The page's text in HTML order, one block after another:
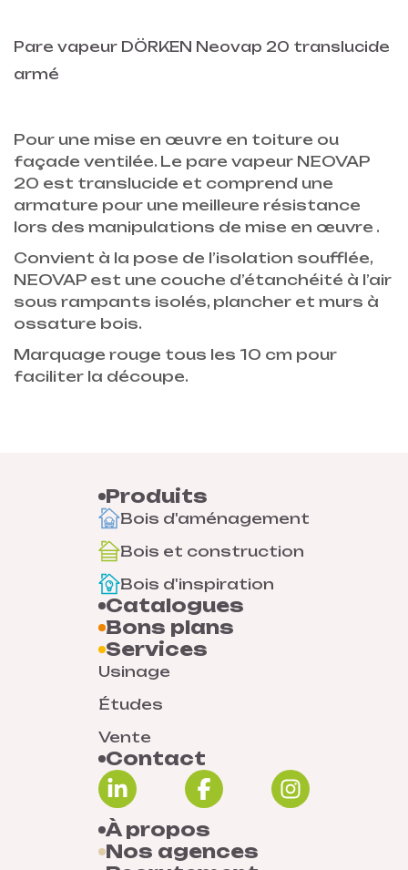
Pare vapeur DÖRKEN Neovap 20 translucide
armé
Pour une mise en œuvre en toiture ou
façade ventilée. Le pare vapeur NEOVAP
20 est translucide et comprend une
armature pour une meilleure résistance
lors des manipulations de mise en œuvre .
Convient à la pose de l’isolation soufflée,
NEOVAP est une couche d’étanchéité à l’air
sous rampants isolés, plancher et murs à
ossature bois.
Marquage rouge tous les 10 cm pour
faciliter la découpe.
Produits
Bois d'aménagement
Bois et construction
Bois d'inspiration
Catalogues
Bons plans
Services
Usinage
Études
Vente
Contact
À propos
Nos agences